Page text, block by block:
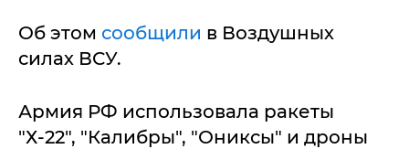
Об этом сообщили в Воздушных
силах ВСУ.
Армия РФ использовала ракеты
"Х-22", "Калибры", "Ониксы" и дроны